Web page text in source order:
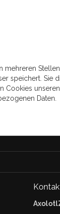
mehreren
speichert. Sie
Cookies
Daten.